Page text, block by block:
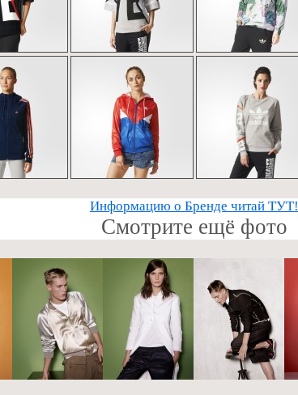
Информацию о Бренде читай ТУТ!
Смотрите ещё фото